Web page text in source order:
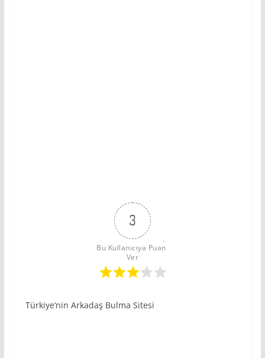
3
Bu Kullanıcıya Puan
Ver
Türkiye’nin Arkadaş Bulma Sitesi